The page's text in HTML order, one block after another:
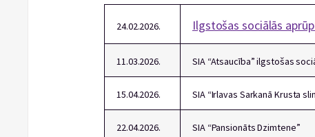
24.02.2026. Ilgstošas sociālās
11.03.2026. SIA “Atsaucība” ilgstošas
15.04.2026. SIA “Irlavas Sarkanā Krusta
22.04.2026. SIA “Pansionāts Dzimtene”